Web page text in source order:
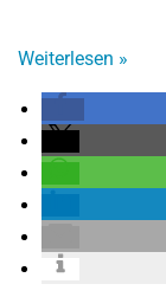
Weiterlesen »